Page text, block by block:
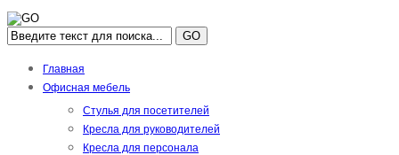
GO
Главная
Офисная мебель
Стулья для посетителей
Кресла для руководителей
Кресла для персонала